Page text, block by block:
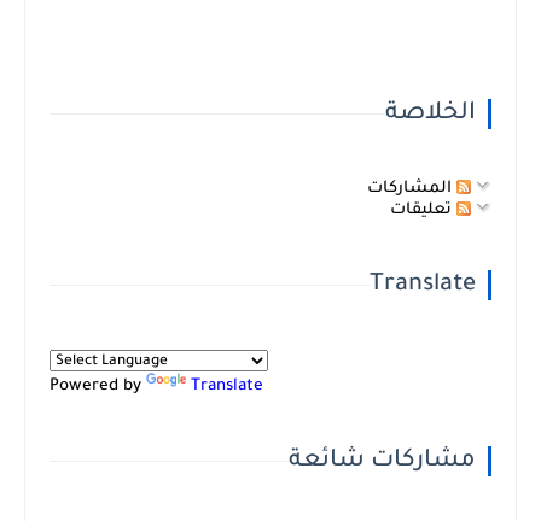
الخلاصة
المشاركات
تعليقات
Translate
Powered by Translate
مشاركات شائعة